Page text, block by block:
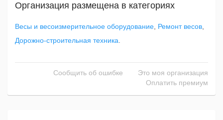
Организация размещена в категориях
Весы и весоизмерительное оборудование Ремонт весов
Дорожно-строительная техника
Сообщить об ошибке
Это моя организация
Оплатить премиум